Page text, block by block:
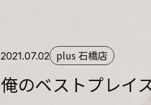
2021.07.02 plus 石橋店
俺のベストプレイ